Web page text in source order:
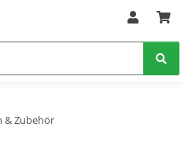
& Zubehör